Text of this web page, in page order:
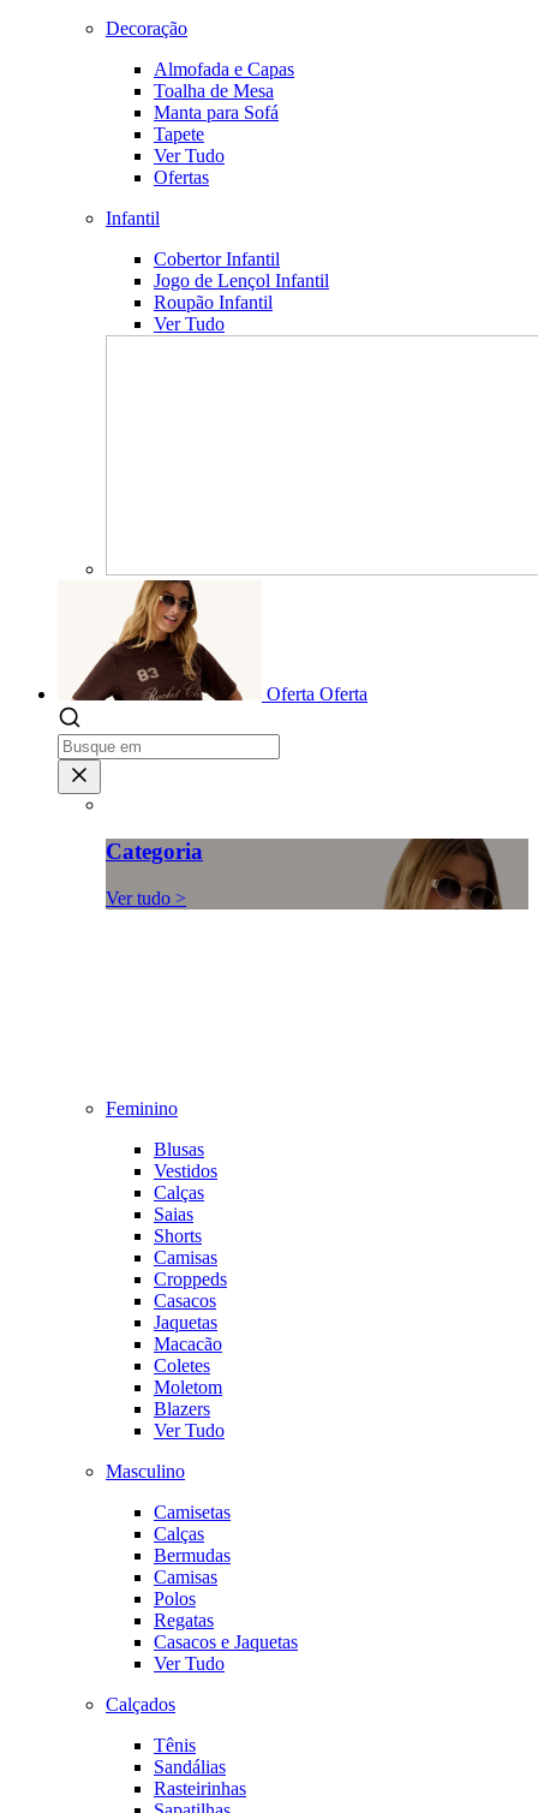
Decoração
Almofada e Capas
Toalha de Mesa
Manta para Sofá
Tapete
Ver Tudo
Ofertas
Infantil
Cobertor Infantil
Jogo de Lençol Infantil
Roupão Infantil
Ver Tudo
Oferta Oferta
Categoria
Ver tudo >
Feminino
Blusas
Vestidos
Calças
Saias
Shorts
Camisas
Croppeds
Casacos
Jaquetas
Macacão
Coletes
Moletom
Blazers
Ver Tudo
Masculino
Camisetas
Calças
Bermudas
Camisas
Polos
Regatas
Casacos e Jaquetas
Ver Tudo
Calçados
Tênis
Sandálias
Rasteirinhas